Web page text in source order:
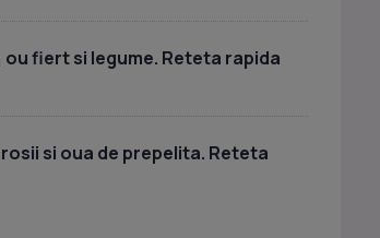
fiert si legume. Reteta rapida
si oua de prepelita. Reteta